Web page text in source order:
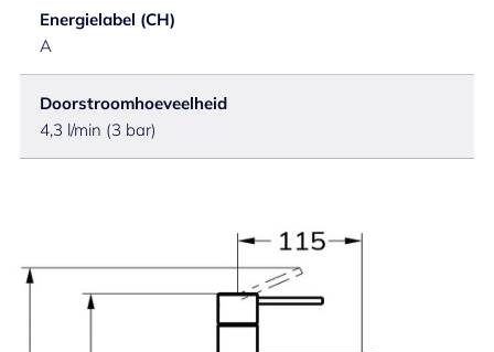
Energielabel (CH)
A
Doorstroomhoeveelheid
4,3 l/min (3 bar)